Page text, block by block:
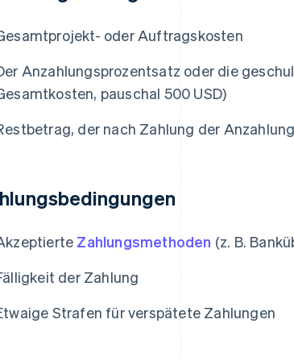
oder Auftragskosten
Anzahlungsprozentsatz oder die
pauschal 500 USD)
der nach Zahlung der
Zahlungsmethoden (z. B.
der Zahlung
Strafen für verspätete Zahlungen